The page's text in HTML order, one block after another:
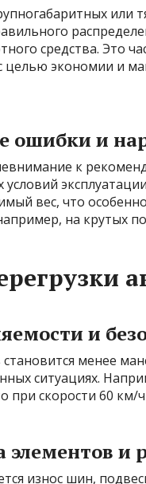
или
средства. Это
экономии и
ошибки и
к
вес, что
на крутых
и
менее
ситуациях.
при скорости 60
и
износ шин,